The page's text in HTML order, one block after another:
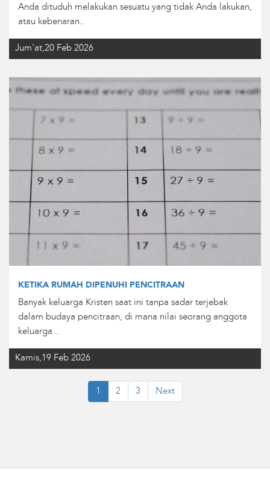
Anda dituduh melakukan sesuatu yang tidak Anda lakukan,
atau kebenaran..
Jum'at,20 Feb 2026
KETIKA RUMAH DIPENUHI PENCITRAAN
Banyak keluarga Kristen saat ini tanpa sadar terjebak
dalam budaya pencitraan, di mana nilai seorang anggota
keluarga ..
Kamis,19 Feb 2026
1 2 3 Next